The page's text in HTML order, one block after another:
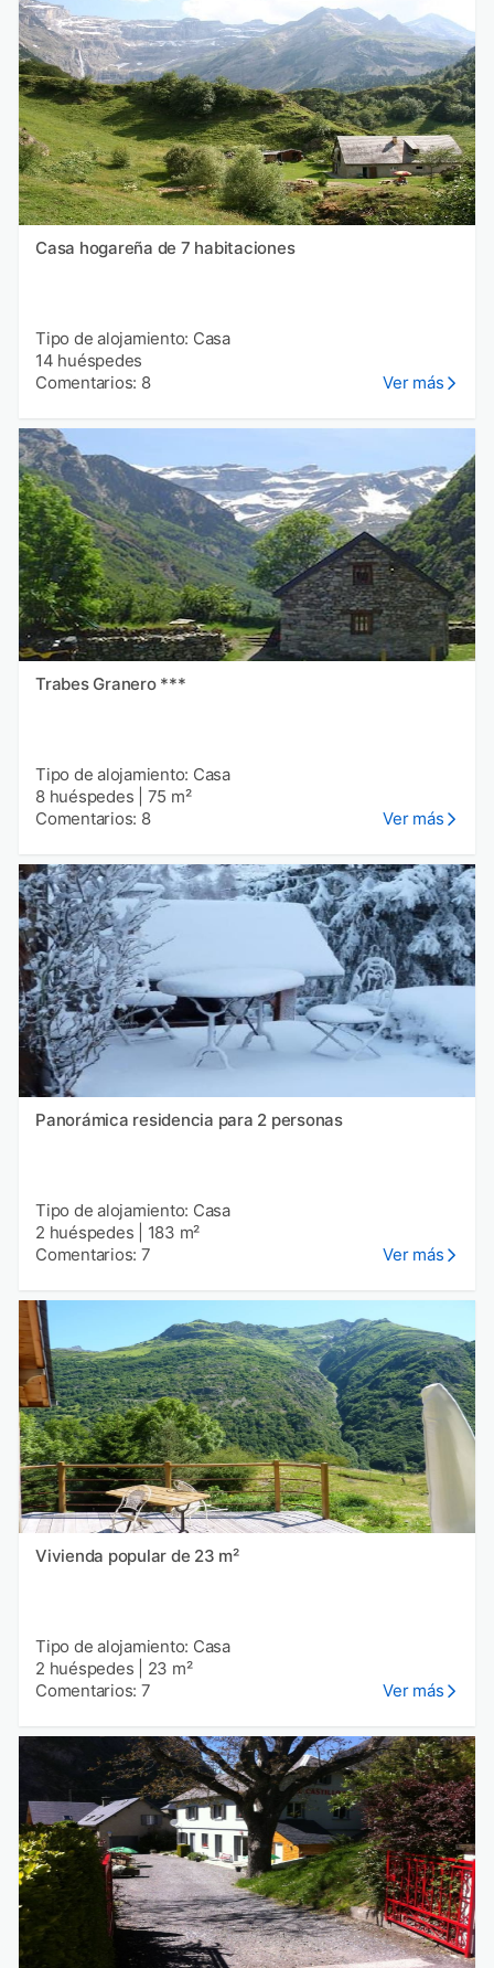
Casa hogareña de 7 habitaciones
Tipo de alojamiento: Casa
14 huéspedes
Comentarios: 8
Ver más
Trabes Granero ***
Tipo de alojamiento: Casa
8 huéspedes
75 m²
Comentarios: 8
Ver más
Panorámica residencia para 2 personas
Tipo de alojamiento: Casa
2 huéspedes
183 m²
Comentarios: 7
Ver más
Vivienda popular de 23 m²
Tipo de alojamiento: Casa
2 huéspedes
23 m²
Comentarios: 7
Ver más